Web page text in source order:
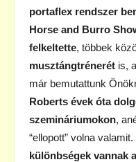
portaflex rendszer
Horse and Burro
felkeltette, többek
musztángtrénerét is,
már bemutattunk
Roberts évek óta
szemináriumokon,
“ellopott” volna
különbségek vannak